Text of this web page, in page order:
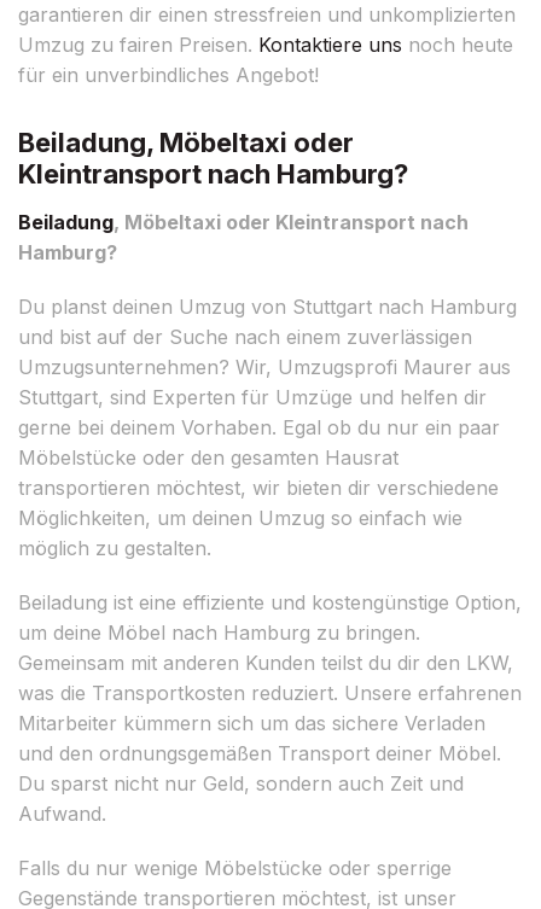
garantieren dir einen stressfreien und unkomplizierten
Umzug zu fairen Preisen. Kontaktiere uns noch heute
für ein unverbindliches Angebot!
Beiladung, Möbeltaxi oder
Kleintransport nach Hamburg?
Beiladung, Möbeltaxi oder Kleintransport nach
Hamburg?
Du planst deinen Umzug von Stuttgart nach Hamburg
und bist auf der Suche nach einem zuverlässigen
Umzugsunternehmen? Wir, Umzugsprofi Maurer aus
Stuttgart, sind Experten für Umzüge und helfen dir
gerne bei deinem Vorhaben. Egal ob du nur ein paar
Möbelstücke oder den gesamten Hausrat
transportieren möchtest, wir bieten dir verschiedene
Möglichkeiten, um deinen Umzug so einfach wie
möglich zu gestalten.
Beiladung ist eine effiziente und kostengünstige Option,
um deine Möbel nach Hamburg zu bringen.
Gemeinsam mit anderen Kunden teilst du dir den LKW,
was die Transportkosten reduziert. Unsere erfahrenen
Mitarbeiter kümmern sich um das sichere Verladen
und den ordnungsgemäßen Transport deiner Möbel.
Du sparst nicht nur Geld, sondern auch Zeit und
Aufwand.
Falls du nur wenige Möbelstücke oder sperrige
Gegenstände transportieren möchtest, ist unser